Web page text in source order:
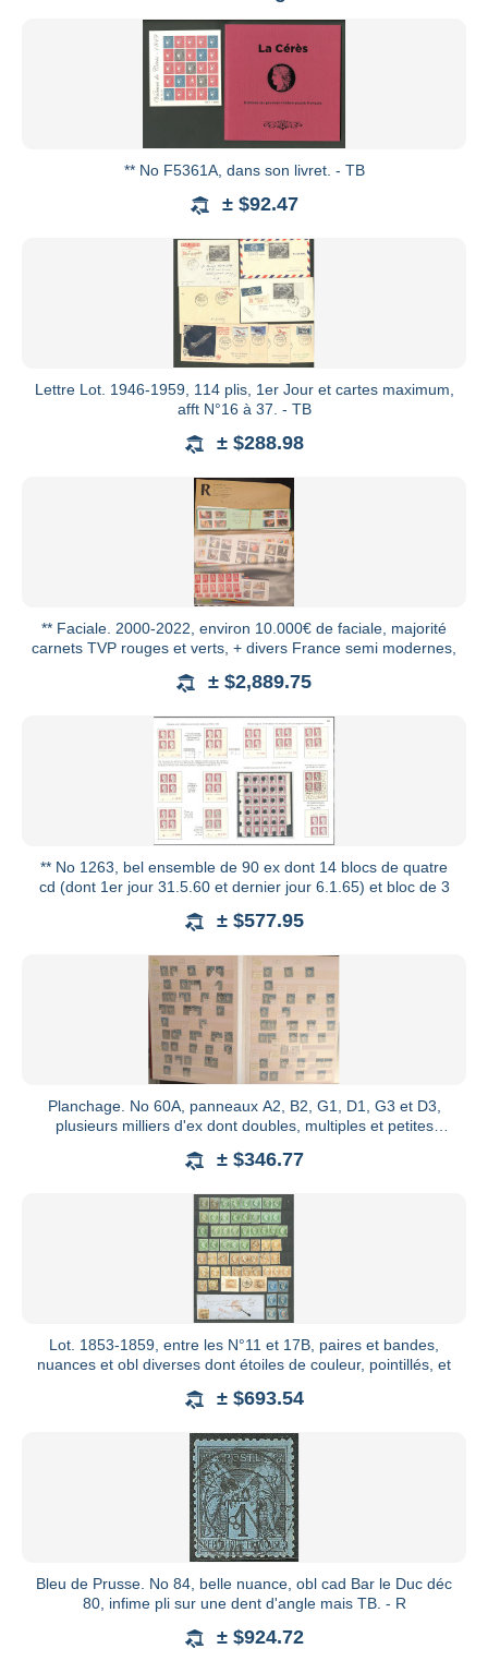
See all catalogs
** No F5361A, dans son livret. - TB
± $92.47
Lettre Lot. 1946-1959, 114 plis, 1er Jour et cartes maximum,
afft N°16 à 37. - TB
± $288.98
** Faciale. 2000-2022, environ 10.000€ de faciale, majorité
carnets TVP rouges et verts, + divers France semi modernes,
± $2,889.75
** No 1263, bel ensemble de 90 ex dont 14 blocs de quatre
cd (dont 1er jour 31.5.60 et dernier jour 6.1.65) et bloc de 3
± $577.95
Planchage. No 60A, panneaux A2, B2, G1, D1, G3 et D3,
plusieurs milliers d'ex dont doubles, multiples et petites
± $346.77
Lot. 1853-1859, entre les N°11 et 17B, paires et bandes,
nuances et obl diverses dont étoiles de couleur, pointillés, et
± $693.54
Bleu de Prusse. No 84, belle nuance, obl cad Bar le Duc déc
80, infime pli sur une dent d'angle mais TB. - R
± $924.72